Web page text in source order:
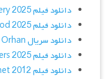
دانلود فیلم A Time for Bravery 2025
دانلود فیلم The Great Flood 2025
دانلود سریال Kurulus Orhan
دانلود فیلم The Thing with Feathers 2025
دانلود فیلم Adventure Planet 2012